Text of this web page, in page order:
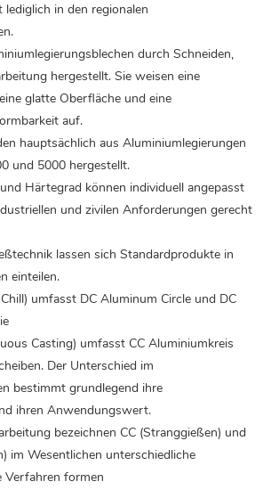
in den regionalen
durch Schneiden,
hergestellt. Sie weisen eine
glatte Oberfläche und eine
auf.
hauptsächlich aus Aluminiumlegierungen
und 5000 hergestellt.
Härtegrad können individuell angepasst
und zivilen Anforderungen gerecht
lassen sich Standardprodukte in
einteilen.
umfasst DC Aluminum Circle und DC
Casting) umfasst CC Aluminiumkreis
Der Unterschied im
bestimmt grundlegend ihre
ihren Anwendungswert.
bezeichnen CC (Stranggießen) und
im Wesentlichen unterschiedliche
Verfahren formen